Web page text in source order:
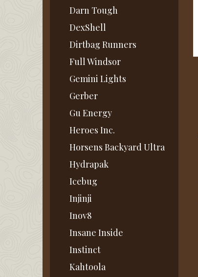
Darn Tough
DexShell
Dirtbag Runners
Full Windsor
Gemini Lights
Gerber
Gu Energy
Heroes Inc.
Horsens Backyard Ultra
Hydrapak
Icebug
Injinji
Inov8
Insane Inside
Instinct
Kahtoola